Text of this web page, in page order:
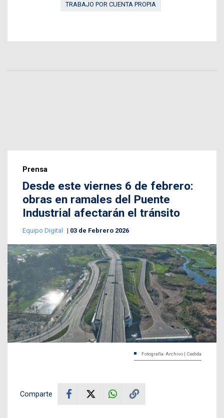
TRABAJO POR CUENTA PROPIA
Prensa
Desde este viernes 6 de febrero:
obras en ramales del Puente
Industrial afectarán el tránsito
Equipo Digital 03 de Febrero 2026
Fotografía: Archivo | Cedida
Comparte